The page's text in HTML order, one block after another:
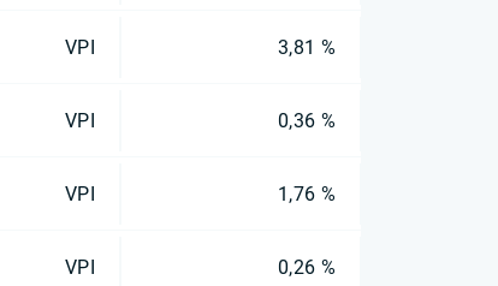
VPI 3,81 %
VPI 0,36 %
VPI 1,76 %
VPI 0,26 %